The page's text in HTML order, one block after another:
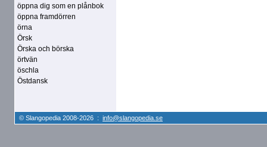
öppna dig som en plånbok
öppna framdörren
örna
Örsk
Örska och börska
örtvän
öschla
Östdansk
© Slangopedia 2008-2026 : info@slangopedia.se